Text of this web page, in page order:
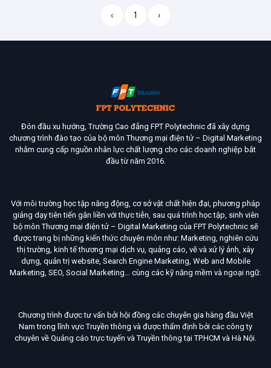
‹ 1 ›
Đón đầu xu hướng, Trường Cao đẳng FPT Polytechnic đã xây dựng
chương trình đào tạo của bộ môn Thương mại điện tử – Digital Marketing
nhằm cung cấp nguồn nhân lực chất lượng cho các doanh nghiệp bắt
đầu từ năm 2016.
Với môi trường học tập năng động, cơ sở vật chất hiện đại, phương pháp
giảng dạy tiên tiến gắn liền với thực tiễn, sau quá trình học tập, sinh viên
bộ môn Thương mại điện tử – Digital Marketing của FPT Polytechnic sẽ
được trang bị những kiến thức chuyên môn như: Marketing, nghiên cứu
thị trường, kinh tế thương mại dịch vụ, quảng cáo, vẽ và xử lý ảnh, xây
dựng, quản trị website, Search Engine Marketing, Web and Mobile
Marketing, SEO, Social Marketing… cùng các kỹ năng mềm và ngoại ngữ.
Chương trình được tư vấn bởi hội đồng các chuyên gia hàng đầu Việt
Nam trong lĩnh vực Truyền thông và được thẩm định bởi các công ty
chuyên về Quảng cáo trực tuyến và Truyền thông tại TP.HCM và Hà Nội.